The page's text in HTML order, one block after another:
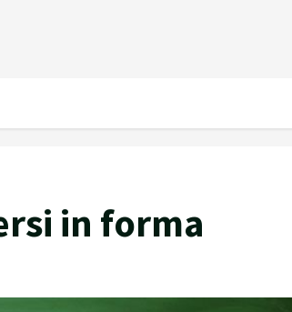
in forma